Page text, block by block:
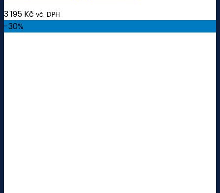
3 195 Kč vč. DPH
-30%